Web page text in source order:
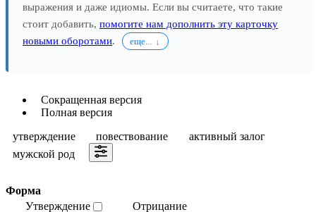
выражения и даже идиомы. Если вы считаете, что такие
стоит добавить, помогите нам дополнить эту карточку
новыми оборотами. еще...
Сокращенная версия
Полная версия
утверждение
повествование
активный залог
мужской род
Форма
Утверждение
Отрицание